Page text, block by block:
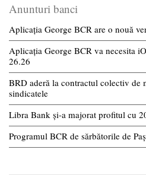
Anunturi banci
Aplicația George BCR are o nouă
Aplicația George BCR va necesita
26.26
BRD aderă la contractul colectiv de
sindicatele
Libra Bank și-a majorat profitul cu
Programul BCR de sărbătorile de